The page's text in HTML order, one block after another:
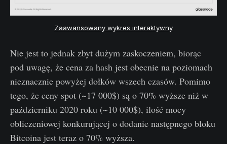
Zaawansowany wykres interaktywny
Nie jest to jednak zbyt dużym zaskoczeniem, biorąc
pod uwagę, że cena za hash jest obecnie na poziomach
nieznacznie powyżej dołków wszech czasów. Pomimo
tego, że ceny spot (~17 000$) są o 70% wyższe niż w
październiku 2020 roku (~10 000$), ilość mocy
obliczeniowej konkurującej o dodanie następnego bloku
Bitcoina jest teraz o 70% wyższa.